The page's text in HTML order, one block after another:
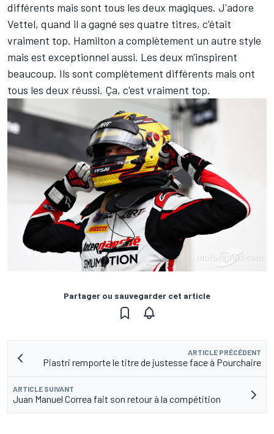
différents mais sont tous les deux magiques. J'adore
Vettel, quand il a gagné ses quatre titres, c'était
vraiment top. Hamilton a complètement un autre style
mais est exceptionnel aussi. Les deux m'inspirent
beaucoup. Ils sont complètement différents mais ont
tous les deux réussi. Ça, c'est vraiment top.
Partager ou sauvegarder cet article
ARTICLE PRÉCÉDENT
Piastri remporte le titre de justesse face à Pourchaire
ARTICLE SUIVANT
Juan Manuel Correa fait son retour à la compétition